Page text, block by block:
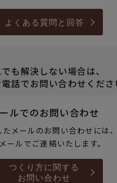
よくある質問と回答
も解決しない場合は、
話でお問い合わせくださ
ルでのお問い合わせ
メールのお問い合わせには、
ールでご連絡いたします。
つくり方に関する
お問い合わせ